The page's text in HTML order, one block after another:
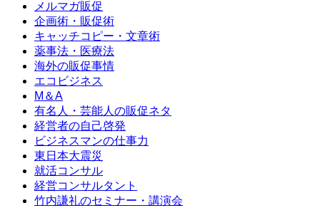
メルマガ販促
企画術・販促術
キャッチコピー・文章術
薬事法・医療法
海外の販促事情
エコビジネス
M＆A
有名人・芸能人の販促ネタ
経営者の自己啓発
ビジネスマンの仕事力
東日本大震災
就活コンサル
経営コンサルタント
竹内謙礼のセミナー・講演会